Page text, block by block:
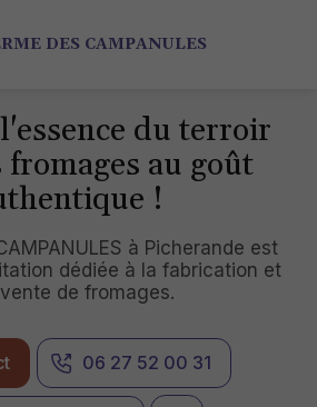
DES CAMPANULES
du terroir
fromages au goût
!
à Picherande est
dédiée à la fabrication et
de fromages.
06 27 52 00 31